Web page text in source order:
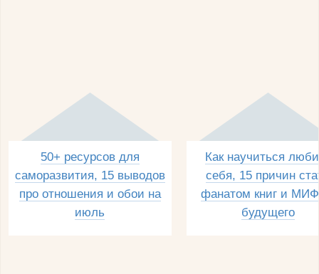
50+ ресурсов для
саморазвития, 15 выводов
про отношения и обои на
июль
Как научиться
себя, 15 причин
фанатом книг и
будущего